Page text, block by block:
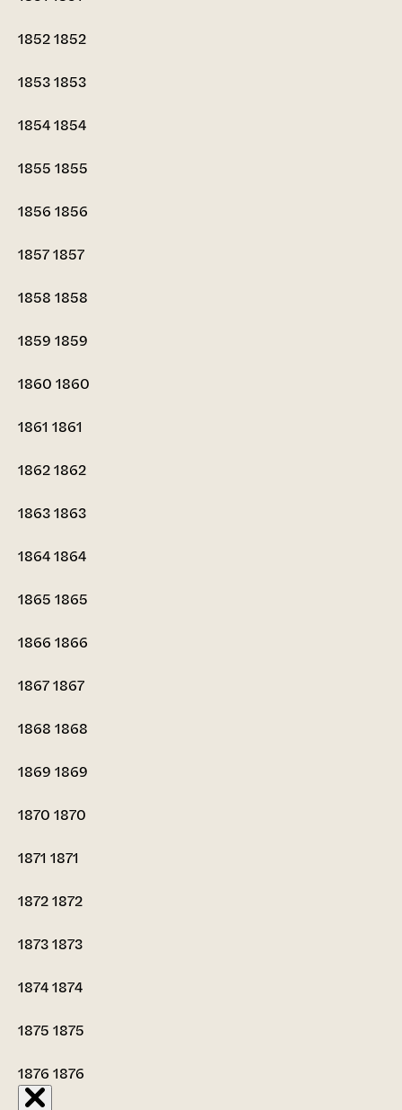
18521852
18531853
18541854
1855 1855
1856 1856
18571857
1858 1858
1859 1859
1860 1860
1861 1861
18621862
18631863
18641864
1865 1865
1866 1866
18671867
1868 1868
1869 1869
1870 1870
1871 1871
18721872
18731873
18741874
1875 1875
1876 1876